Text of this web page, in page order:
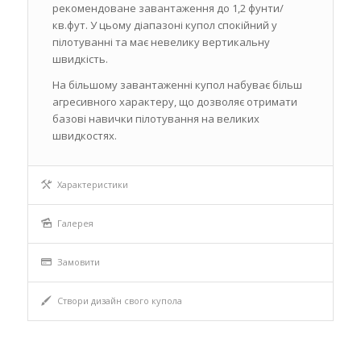
рекомендоване завантаження до 1,2 фунти/
кв.фут. У цьому діапазоні купол спокійний у
пілотуванні та має невелику вертикальну
швидкість.
На більшому завантаженні купол набуває більш
агресивного характеру, що дозволяє отримати
базові навички пілотування на великих
швидкостях.
Характеристики
Галерея
Замовити
Створи дизайн свого купола